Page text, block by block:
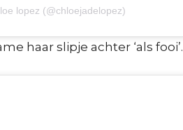
lopez (@chloejadelopez)
haar slipje achter ‘als fooi’.